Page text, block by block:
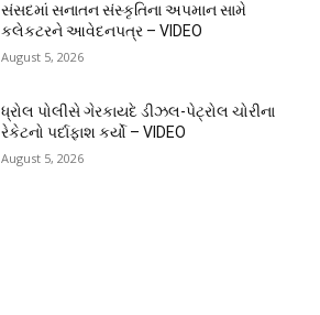
સંસદમાં સનાતન સંસ્કૃતિના અપમાન સામે
કલેકટરને આવેદનપત્ર – VIDEO
August 5, 2026
ધ્રોલ પોલીસે ગેરકાયદે ડીઝલ-પેટ્રોલ ચોરીના
રેકેટનો પર્દાફાશ કર્યો – VIDEO
August 5, 2026